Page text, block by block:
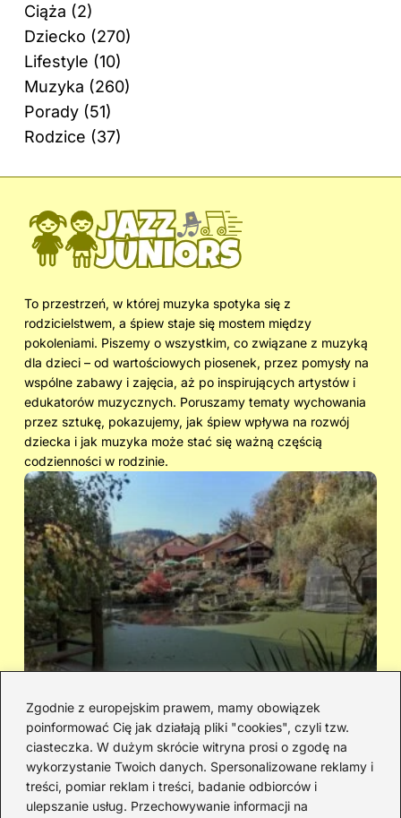
Zgodnie z europejskim prawem, mamy obowiązek
poinformować Cię jak działają pliki "cookies", czyli tzw.
ciasteczka. W dużym skrócie witryna prosi o zgodę na
wykorzystanie Twoich danych. Spersonalizowane reklamy i
treści, pomiar reklam i treści, badanie odbiorców i
ulepszanie usług. Przechowywanie informacji na
Ciąża (2)
Dziecko (270)
Lifestyle (10)
Muzyka (260)
Porady (51)
Rodzice (37)
To przestrzeń, w której muzyka spotyka się z
rodzicielstwem, a śpiew staje się mostem między
pokoleniami. Piszemy o wszystkim, co związane z muzyką
dla dzieci – od wartościowych piosenek, przez pomysły na
wspólne zabawy i zajęcia, aż po inspirujących artystów i
edukatorów muzycznych. Poruszamy tematy wychowania
przez sztukę, pokazujemy, jak śpiew wpływa na rozwój
dziecka i jak muzyka może stać się ważną częścią
codzienności w rodzinie.
Cicha woda — kto śpiewał i jaka jest
historia piosenki